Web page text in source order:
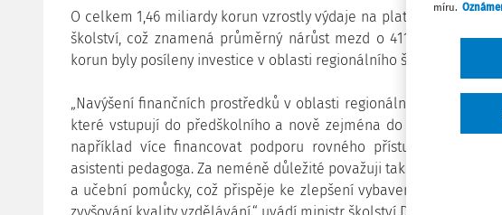
O celkem 1,46 miliardy korun vzrostly výdaje na platy a ostatní
školství, což znamená průměrný nárůst mezd o 411 korun
korun byly posíleny investice v oblasti regionálního školství.
„Navýšení finančních prostředků v oblasti regionálního školství
které vstupují do předškolního a nově zejména do základního
například více financovat podporu rovného přístupu ke
asistenti pedagoga. Za neméně důležité považuji také stabilizaci
a učební pomůcky, což přispěje ke zlepšení vybavení škol a
míru.